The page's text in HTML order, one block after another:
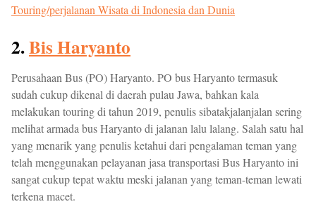
Touring/perjalanan Wisata di Indonesia dan Dunia
2.Bis Haryanto
Perusahaan Bus (PO) Haryanto. PO bus Haryanto termasuk
sudah cukup dikenal di daerah pulau Jawa, bahkan kala
melakukan touring di tahun 2019, penulis sibatakjalanjalan sering
melihat armada bus Haryanto di jalanan lalu lalang. Salah satu hal
yang menarik yang penulis ketahui dari pengalaman teman yang
telah menggunakan pelayanan jasa transportasi Bus Haryanto ini
sangat cukup tepat waktu meski jalanan yang teman-teman lewati
terkena macet.